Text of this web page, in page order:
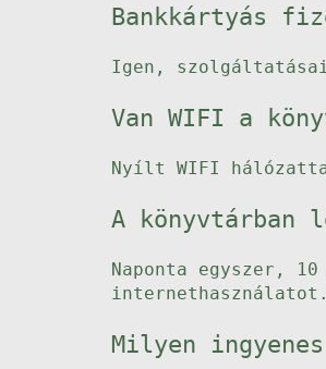
Bankkártyás
Igen,
Van WIFI a
Nyílt WIFI
A könyvtárban
Naponta egyszer,
internethasználatot.
Milyen